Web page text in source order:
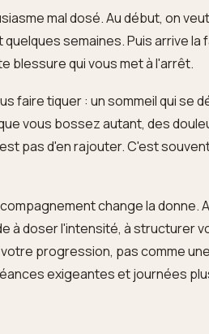
mal dosé. Au début, on
semaines. Puis arrive la
blessure qui vous met à l'arrêt.
faire tiquer : un sommeil qui se
vous bossez autant, des
pas d'en rajouter. C'est
change la donne.
à doser l'intensité, à structurer
progression, pas comme
exigeantes et journées